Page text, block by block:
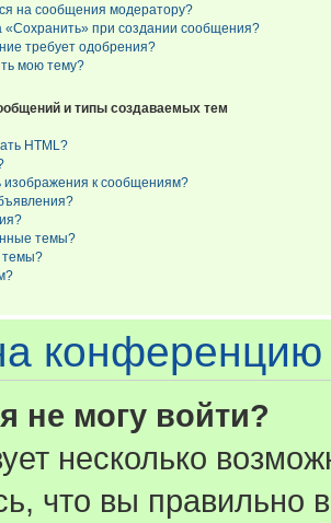
на сообщения модератору?
«Сохранить» при создании сообщения?
требует одобрения?
мою тему?
и типы создаваемых тем
HTML?
изображения к сообщениям?
темы?
темы?
конференцию
не могу войти?
несколько
что вы правильно